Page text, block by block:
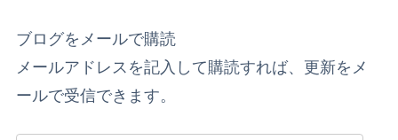
ブログをメールで購読
メールアドレスを記入して購読すれば、更新をメ
ールで受信できます。